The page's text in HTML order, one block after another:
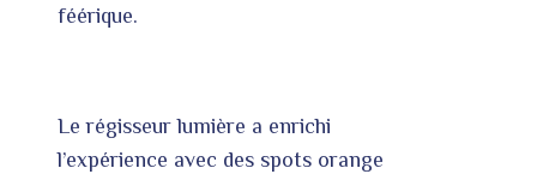
féérique.
Le régisseur lumière a enrichi
l’expérience avec des spots orange